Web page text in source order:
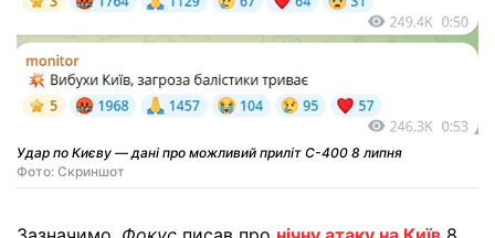
Удар по Києву — дані про можливий приліт С-400 8 липня
Фото: Скриншот